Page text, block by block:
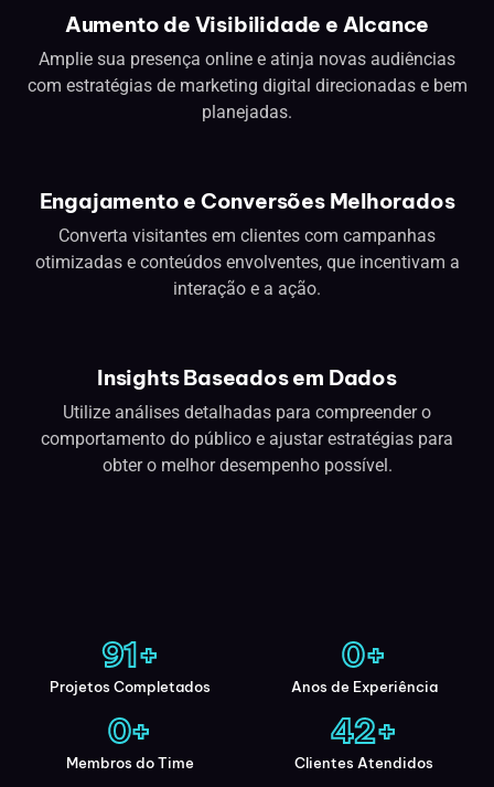
Aumento de Visibilidade e Alcance
Amplie sua presença online e atinja novas audiências
com estratégias de marketing digital direcionadas e bem
planejadas.
Engajamento e Conversões Melhorados
Converta visitantes em clientes com campanhas
otimizadas e conteúdos envolventes, que incentivam a
interação e a ação.
Insights Baseados em Dados
Utilize análises detalhadas para compreender o
comportamento do público e ajustar estratégias para
obter o melhor desempenho possível.
Projetos Completados
91+
Anos de Experiência
0+
Membros do Time
0+
Clientes Atendidos
42+